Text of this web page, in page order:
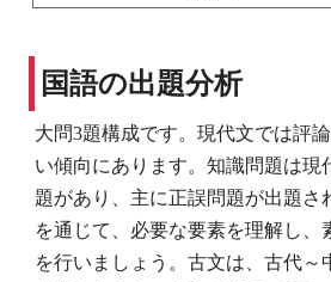
国語の出題分析
大問3題構成です。現代文では評
い傾向にあります。知識問題は現
題があり、主に正誤問題が出題さ
を通じて、必要な要素を理解し、
を行いましょう。古文は、古代～